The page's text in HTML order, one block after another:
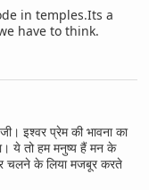
in temples.Its a
have to think.
इश्वर प्रेम की भावना का
ये तो हम मनुष्य हैं मन के
चलने के लिया मजबूर करते